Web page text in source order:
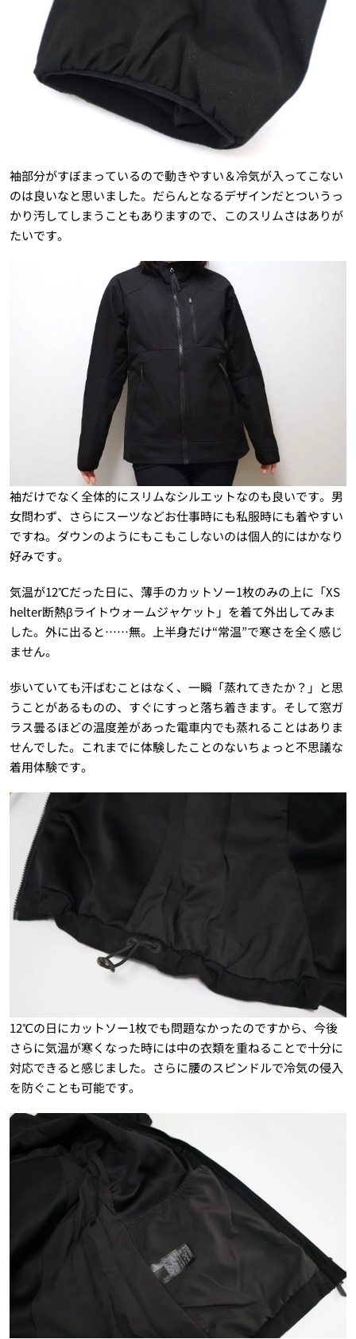
袖部分がすぼまっているので動きやすい＆冷気が入ってこない
のは良いなと思いました。だらんとなるデザインだとついうっ
かり汚してしまうこともありますので、このスリムさはありが
たいです。
袖だけでなく全体的にスリムなシルエットなのも良いです。男
女問わず、さらにスーツなどお仕事時にも私服時にも着やすい
ですね。ダウンのようにもこもこしないのは個人的にはかなり
好みです。
気温が12℃だった日に、薄手のカットソー1枚のみの上に「XS
helter断熱βライトウォームジャケット」を着て外出してみま
した。外に出ると……無。上半身だけ“常温”で寒さを全く感じ
ません。
歩いていても汗ばむことはなく、一瞬「蒸れてきたか？」と思
うことがあるものの、すぐにすっと落ち着きます。そして窓ガ
ラス曇るほどの温度差があった電車内でも蒸れることはありま
せんでした。これまでに体験したことのないちょっと不思議な
着用体験です。
12℃の日にカットソー1枚でも問題なかったのですから、今後
さらに気温が寒くなった時には中の衣類を重ねることで十分に
対応できると感じました。さらに腰のスピンドルで冷気の侵入
を防ぐことも可能です。